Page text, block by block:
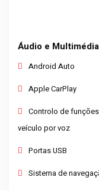
Áudio e Multimédia
Android Auto
Apple CarPlay
Controlo de
veículo por voz
Portas USB
Sistema de